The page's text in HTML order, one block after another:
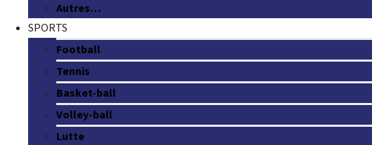
Autres…
SPORTS
Football
Tennis
Basket-ball
Volley-ball
Lutte